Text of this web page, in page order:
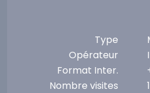
Type
Opérateur
Format Inter.
Nombre visites